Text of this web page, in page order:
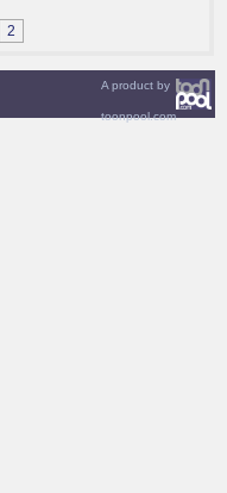
2
A product by
toonpool.com